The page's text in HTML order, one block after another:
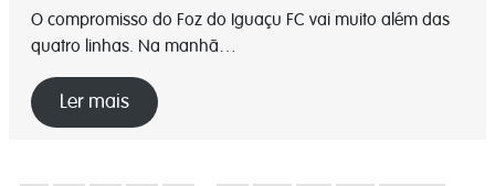
O compromisso do Foz do Iguaçu FC vai muito além das
quatro linhas. Na manhã…
Ler mais